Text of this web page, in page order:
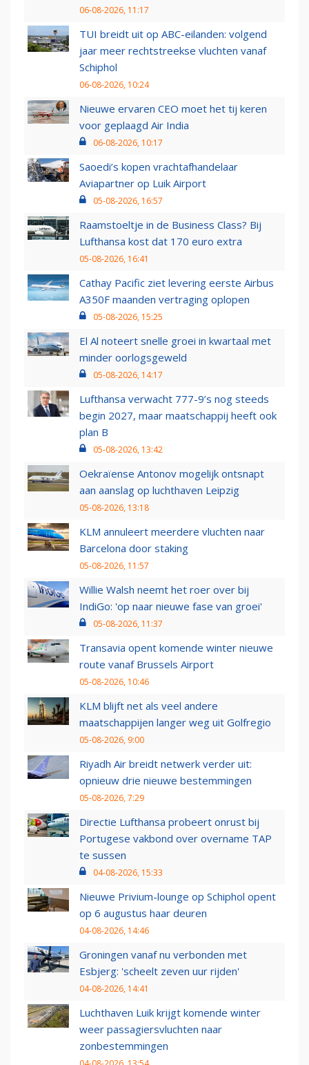
06-08-2026, 11:17
TUI breidt uit op ABC-eilanden: volgend
jaar meer rechtstreekse vluchten vanaf
Schiphol
06-08-2026, 10:24
Nieuwe ervaren CEO moet het tij keren
voor geplaagd Air India
06-08-2026, 10:17
Saoedi’s kopen vrachtafhandelaar
Aviapartner op Luik Airport
05-08-2026, 16:57
Raamstoeltje in de Business Class? Bij
Lufthansa kost dat 170 euro extra
05-08-2026, 16:41
Cathay Pacific ziet levering eerste Airbus
A350F maanden vertraging oplopen
05-08-2026, 15:25
El Al noteert snelle groei in kwartaal met
minder oorlogsgeweld
05-08-2026, 14:17
Lufthansa verwacht 777-9’s nog steeds
begin 2027, maar maatschappij heeft ook
plan B
05-08-2026, 13:42
Oekraïense Antonov mogelijk ontsnapt
aan aanslag op luchthaven Leipzig
05-08-2026, 13:18
KLM annuleert meerdere vluchten naar
Barcelona door staking
05-08-2026, 11:57
Willie Walsh neemt het roer over bij
IndiGo: 'op naar nieuwe fase van groei'
05-08-2026, 11:37
Transavia opent komende winter nieuwe
route vanaf Brussels Airport
05-08-2026, 10:46
KLM blijft net als veel andere
maatschappijen langer weg uit Golfregio
05-08-2026, 9:00
Riyadh Air breidt netwerk verder uit:
opnieuw drie nieuwe bestemmingen
05-08-2026, 7:29
Directie Lufthansa probeert onrust bij
Portugese vakbond over overname TAP
te sussen
04-08-2026, 15:33
Nieuwe Privium-lounge op Schiphol opent
op 6 augustus haar deuren
04-08-2026, 14:46
Groningen vanaf nu verbonden met
Esbjerg: 'scheelt zeven uur rijden'
04-08-2026, 14:41
Luchthaven Luik krijgt komende winter
weer passagiersvluchten naar
zonbestemmingen